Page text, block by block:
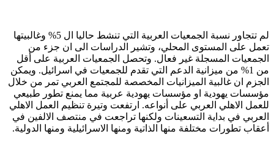
لم تتجاور نسبة الجمعيات العربية التي تنشط حاليا ال 5% وغالبيتها
تعمل على المستوى المحلي، وتشير الدراسات الى ان جزء من
الجمعيات المسجلة غير فعال. وتحصل الجمعيات العربية على أقل
من 1% من ميزانية الدعم التي تقدم للجمعيات في اسرائيل. ويمكن
الجزم ان غالبية الميزانيات المخصصة للمجتمع العربي تمر من خلال
مؤسسات يهودية او مؤسسات يهودية عربية مما يمنع تطور طبيعي
للعمل الاهلي العربي على أنواعه. ارتفعت وتيرة تنظيم العمل الاهلي
العربي في بداية التسعينات ولكنها تراجعت في منتصف الالفين في
أعقاب تطورات مختلفة منها الذاتية ومنها الاسرائيلية ومنها الدولية.